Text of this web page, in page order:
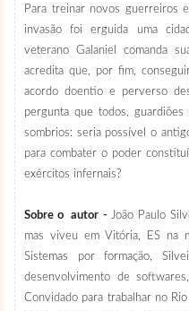
Para treinar novos guerreiros
invasão foi erguida uma
veterano Galaniel comanda
acredita que, por fim,
acordo doentio e perverso
pergunta que todos,
sombrios: seria possível o
para combater o poder
exércitos infernais?
Sobre o autor - João Paulo
mas viveu em Vitória, ES na
Sistemas por formação,
desenvolvimento de
Convidado para trabalhar no